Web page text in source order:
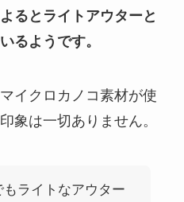
るとライトアウターと
るようです。
イクロカノコ素材が使
象は一切ありません。
ライトなアウター